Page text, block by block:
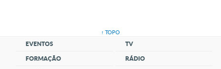
↑ TOPO
EVENTOS
FORMAÇÃO
TV
RÁDIO